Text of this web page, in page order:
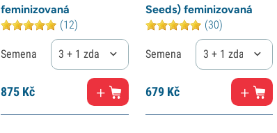
feminizovaná
(12)
Semena 3 + 1 zdarma
875 Kč
Seeds) feminizovaná
(30)
Semena 3 + 1 zdarma
679Kč